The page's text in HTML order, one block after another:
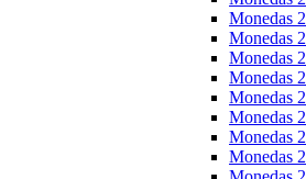
Monedas
Monedas
Monedas
Monedas
Monedas
Monedas
Monedas
Monedas